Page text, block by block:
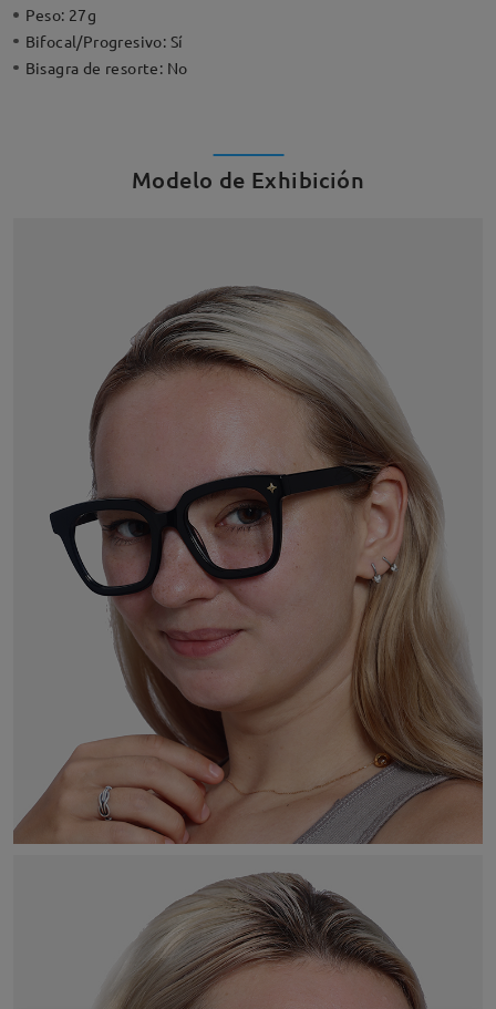
Peso: 27g
Bifocal/Progresivo: Sí
Bisagra de resorte: No
Modelo de Exhibición